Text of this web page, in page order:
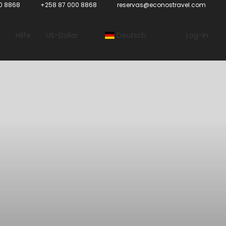
8868 +258 87 000 8868 reservas@econostravel.com
Hilfe US-Dollar Deutsch Log-in